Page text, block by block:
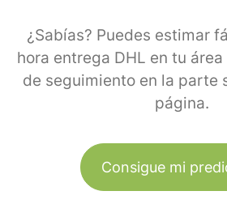
¿Sabías? Puedes estimar
hora entrega DHL en tu
de seguimiento en la parte
página.
Consigue mi